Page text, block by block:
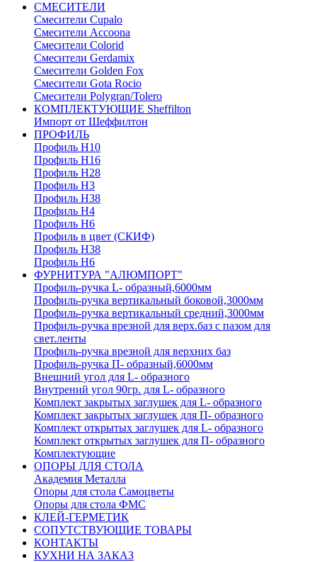
СМЕСИТЕЛИ
Cмесители Cupalo
Смесители Accoona
Смесители Colorid
Смесители Gerdamix
Смесители Golden Fox
Смесители Gota Rocio
Смесители Polygran/Tolero
КОМПЛЕКТУЮЩИЕ Sheffilton
Импорт от Шеффилтон
ПРОФИЛЬ
Профиль H10
Профиль H16
Профиль H28
Профиль H3
Профиль H38
Профиль H4
Профиль H6
Профиль в цвет (СКИФ)
Профиль H38
Профиль H6
ФУРНИТУРА "АЛЮМПОРТ"
Профиль-ручка L- образный,6000мм
Профиль-ручка вертикальный боковой,3000мм
Профиль-ручка вертикальный средний,3000мм
Профиль-ручка врезной для верх.баз с пазом для
свет.ленты
Профиль-ручка врезной для верхних баз
Профиль-ручка П- образный,6000мм
Внешний угол для L- образного
Внутрений угол 90гр. для L- образного
Комплект закрытых заглушек для L- образного
Комплект закрытых заглушек для П- образного
Комплект открытых заглушек для L- образного
Комплект открытых заглушек для П- образного
Комплектующие
ОПОРЫ ДЛЯ СТОЛА
Академия Металла
Опоры для стола Самоцветы
Опоры для стола ФМС
КЛЕЙ-ГЕРМЕТИК
СОПУТСТВУЮЩИЕ ТОВАРЫ
КОНТАКТЫ
КУХНИ НА ЗАКАЗ